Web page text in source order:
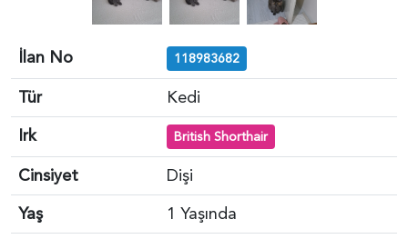
İlan No 118983682
Tür
Kedi
Irk
British Shorthair
Cinsiyet
Dişi
Yaş
1 Yaşında